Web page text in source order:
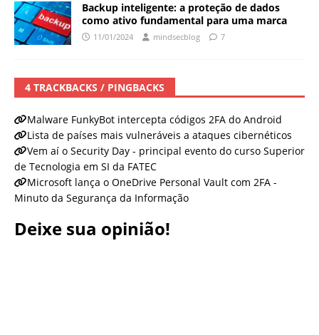
Backup inteligente: a proteção de dados
como ativo fundamental para uma marca
11/01/2024 mindsecblog 7
4 TRACKBACKS / PINGBACKS
Malware FunkyBot intercepta códigos 2FA do Android
Lista de países mais vulneráveis ​​a ataques cibernéticos
Vem aí o Security Day - principal evento do curso Superior
de Tecnologia em SI da FATEC
Microsoft lança o OneDrive Personal Vault com 2FA -
Minuto da Segurança da Informação
Deixe sua opinião!